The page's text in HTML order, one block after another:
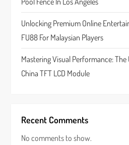
n
Unlocking Premium Online
FU88 For Malaysian Players
Mastering Visual Performance:
China TFT LCD Module
Recent Comments
No comments to show.